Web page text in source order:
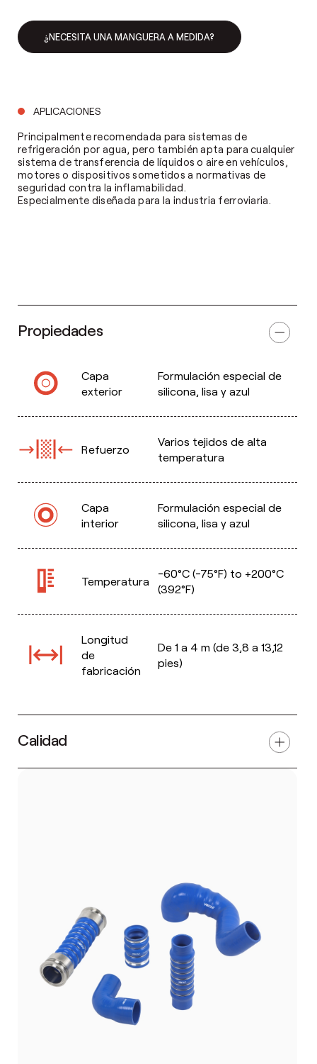
¿NECESITA UNA MANGUERA A MEDIDA?
APLICACIONES
Principalmente recomendada para sistemas de
refrigeración por agua, pero también apta para cualquier
sistema de transferencia de líquidos o aire en vehículos,
motores o dispositivos sometidos a normativas de
seguridad contra la inflamabilidad.
Especialmente diseñada para la industria ferroviaria.
Propiedades
Capa
exterior
Formulación especial de
silicona, lisa y azul
Refuerzo
Varios tejidos de alta
temperatura
Capa
interior
Formulación especial de
silicona, lisa y azul
Temperatura
-60°C (-75°F) to +200°C
(392°F)
Longitud
de
fabricación
De 1 a 4 m (de 3,8 a 13,12
pies)
Calidad